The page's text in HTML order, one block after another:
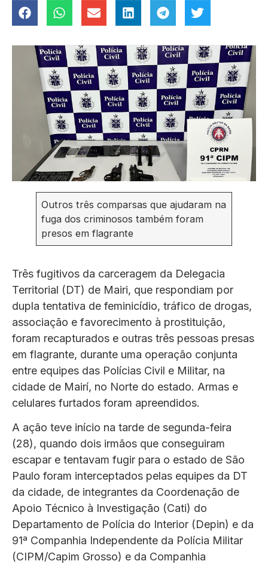
Outros três comparsas que ajudaram na
fuga dos criminosos também foram
presos em flagrante
Três fugitivos da carceragem da Delegacia
Territorial (DT) de Mairi, que respondiam por
dupla tentativa de feminicídio, tráfico de drogas,
associação e favorecimento à prostituição,
foram recapturados e outras três pessoas presas
em flagrante, durante uma operação conjunta
entre equipes das Polícias Civil e Militar, na
cidade de Mairí, no Norte do estado. Armas e
celulares furtados foram apreendidos.
A ação teve início na tarde de segunda-feira
(28), quando dois irmãos que conseguiram
escapar e tentavam fugir para o estado de São
Paulo foram interceptados pelas equipes da DT
da cidade, de integrantes da Coordenação de
Apoio Técnico à Investigação (Cati) do
Departamento de Polícia do Interior (Depin) e da
91ª Companhia Independente da Polícia Militar
(CIPM/Capim Grosso) e da Companhia